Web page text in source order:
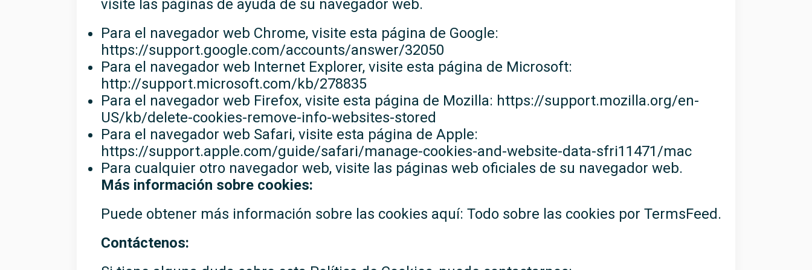
visite las páginas de ayuda de su navegador web.
Para el navegador web Chrome, visite esta página de Google:
https://support.google.com/accounts/answer/32050
Para el navegador web Internet Explorer, visite esta página de Microsoft:
http://support.microsoft.com/kb/278835
Para el navegador web Firefox, visite esta página de Mozilla: https://support.mozilla.org/en-
US/kb/delete-cookies-remove-info-websites-stored
Para el navegador web Safari, visite esta página de Apple:
https://support.apple.com/guide/safari/manage-cookies-and-website-data-sfri11471/mac
Para cualquier otro navegador web, visite las páginas web oficiales de su navegador web.
Más información sobre cookies:
Puede obtener más información sobre las cookies aquí: Todo sobre las cookies por TermsFeed.
Contáctenos: